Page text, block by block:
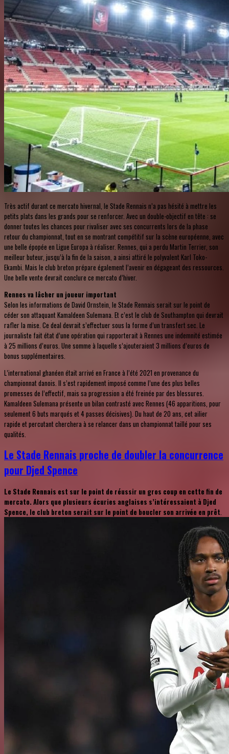
Très actif durant ce mercato hivernal, le Stade Rennais n’a pas hésité à mettre les
petits plats dans les grands pour se renforcer. Avec un double-objectif en tête : se
donner toutes les chances pour rivaliser avec ses concurrents lors de la phase
retour du championnat, tout en se montrant compétitif sur la scène européenne, avec
une belle épopée en Ligue Europa à réaliser. Rennes, qui a perdu Martin Terrier, son
meilleur buteur, jusqu’à la fin de la saison, a ainsi attiré le polyvalent Karl Toko-
Ekambi. Mais le club breton prépare également l’avenir en dégageant des ressources.
Une belle vente devrait conclure ce mercato d’hiver.
Rennes va lâcher un joueur important
Selon les informations de David Ornstein, le Stade Rennais serait sur le point de
céder son attaquant Kamaldeen Sulemana. Et c’est le club de Southampton qui devrait
rafler la mise. Ce deal devrait s’effectuer sous la forme d’un transfert sec. Le
journaliste fait état d’une opération qui rapporterait à Rennes une indemnité estimée
à 25 millions d’euros. Une somme à laquelle s’ajouteraient 3 millions d’euros de
bonus supplémentaires.
L’international ghanéen était arrivé en France à l’été 2021 en provenance du
championnat danois. Il s’est rapidement imposé comme l’une des plus belles
promesses de l’effectif, mais sa progression a été freinée par des blessures.
Kamaldeen Sulemana présente un bilan contrasté avec Rennes (46 apparitions, pour
seulement 6 buts marqués et 4 passes décisives). Du haut de 20 ans, cet ailier
rapide et percutant cherchera à se relancer dans un championnat taillé pour ses
qualités.
Le Stade Rennais proche de doubler la concurrence
pour Djed Spence
Le Stade Rennais est sur le point de réussir un gros coup en cette fin de
mercato. Alors que plusieurs écuries anglaises s’intéressaient à Djed
Spence, le club breton serait sur le point de boucler son arrivée en prêt.